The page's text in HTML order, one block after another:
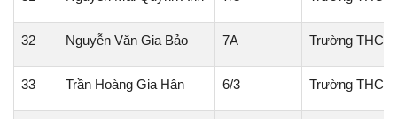
32 Nguyễn Văn Gia Bảo 7A Trường THCS
33 Trần Hoàng Gia Hân 6/3 Trường THCS